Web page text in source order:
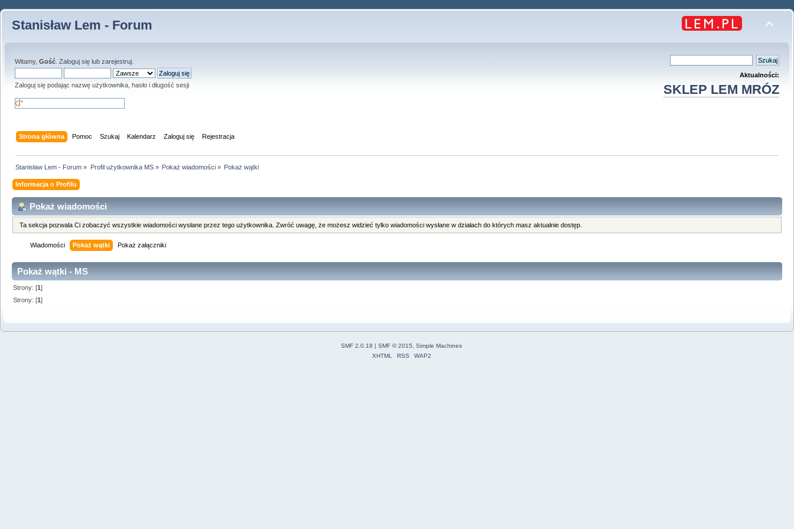
Stanisław Lem - Forum
Witamy, Gość Zaloguj się lub zarejestruj
Zaloguj się podając nazwę użytkownika, hasło i długość sesji
Aktualności:
SKLEP LEM MRÓZ
Strona główna Pomoc Szukaj Kalendarz Zaloguj się Rejestracja
Stanisław Lem - Forum » Profil użytkownika MS» Pokaż wiadomości» Pokaż wątki
Informacja o Profilu
Pokaż wiadomości
Ta sekcja pozwala Ci zobaczyć wszystkie wiadomości wysłane przez tego użytkownika. Zwróć uwagę, że możesz widzieć tylko wiadomości wysłane w działach do których masz aktualnie dostęp.
Wiadomości Pokaż wątki Pokaż załączniki
Pokaż wątki - MS
Strony: [1]
Strony: [1]
SMF 2.0.18 SMF © 2015, Simple Machines
XHTML
RSS WAP2